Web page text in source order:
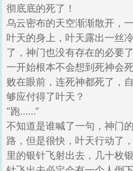
彻底底的死了！
乌云密布的天空渐渐散开，
叶天的身上，叶天露出一丝
了，神门也没有存在的必要
一开始根本不会想到死神会
败在眼前，连死神都死了，
够应付得了叶天？
“跑……”
不知道是谁喊了一句，神门
路，但是很快，叶天行动了
里的银针飞射出去，几十枚